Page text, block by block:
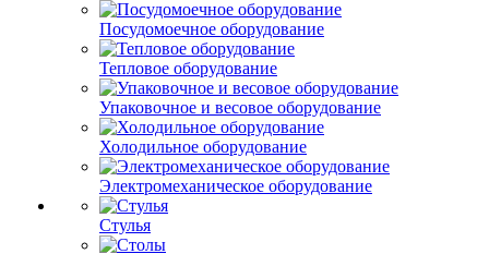
Посудомоечное оборудование
Тепловое оборудование
Упаковочное и весовое оборудование
Холодильное оборудование
Электромеханическое оборудование
Стулья